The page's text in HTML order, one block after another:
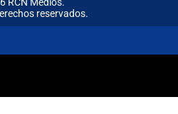
RCN Medios.
reservados.